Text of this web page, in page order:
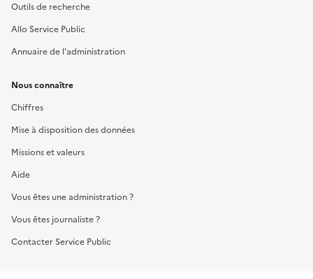
Outils de recherche
Allo Service Public
Annuaire de l'administration
Nous connaître
Chiffres
Mise à disposition des données
Missions et valeurs
Aide
Vous êtes une administration ?
Vous êtes journaliste ?
Contacter Service Public